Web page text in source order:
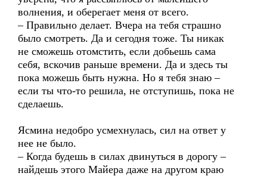
волнения, и оберегает меня от всего.
– Правильно делает. Вчера на тебя страшно
было смотреть. Да и сегодня тоже. Ты никак
не сможешь отомстить, если добьешь сама
себя, вскочив раньше времени. Да и здесь ты
пока можешь быть нужна. Но я тебя знаю –
если ты что-то решила, не отступишь, пока не
сделаешь.
Ясмина недобро усмехнулась, сил на ответ у
нее не было.
– Когда будешь в силах двинуться в дорогу –
найдешь этого Майера даже на другом краю